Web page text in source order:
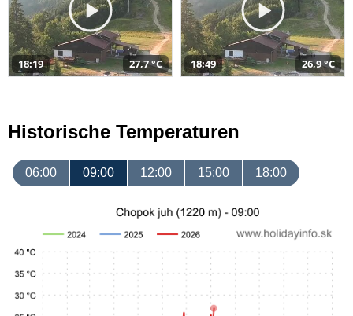
18:19 27,7 °C 18:49 26,9 °C
Historische Temperaturen
06:00 09:00 12:00 15:00 18:00